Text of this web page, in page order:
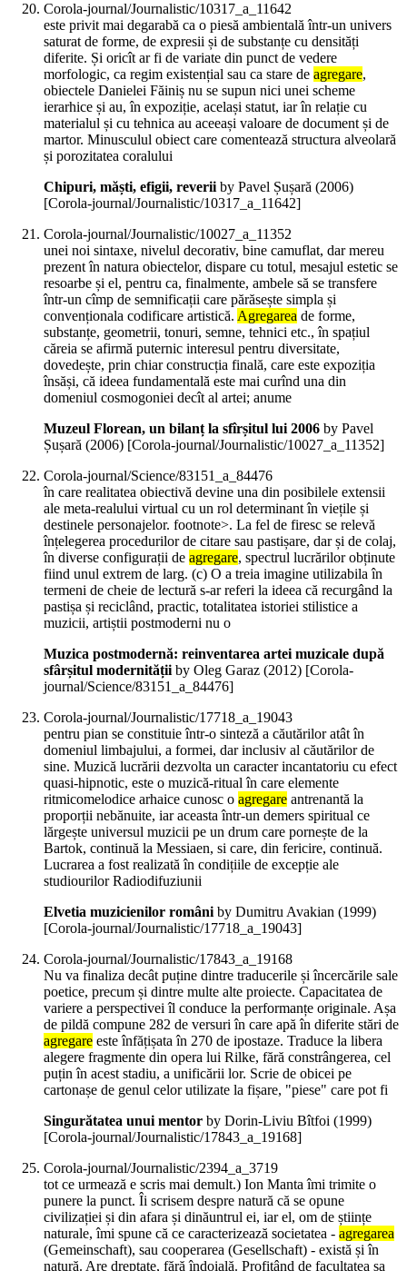
Corola-journal/Journalistic/10317_a_11642
este privit mai degarabă ca o piesă ambientală într-un univers
saturat de forme, de expresii și de substanțe cu densități
diferite. Și oricît ar fi de variate din punct de vedere
morfologic, ca regim existențial sau ca stare de agregare,
obiectele Danielei Făiniș nu se supun nici unei scheme
ierarhice și au, în expoziție, același statut, iar în relație cu
materialul și cu tehnica au aceeași valoare de document și de
martor. Minusculul obiect care comentează structura alveolară
și porozitatea coralului
Chipuri, măști, efigii, reveriiby Pavel Șușară (2006)
[Corola-journal/Journalistic/10317_a_11642]
Corola-journal/Journalistic/10027_a_11352
unei noi sintaxe, nivelul decorativ, bine camuflat, dar mereu
prezent în natura obiectelor, dispare cu totul, mesajul estetic se
resoarbe și el, pentru ca, finalmente, ambele să se transfere
într-un cîmp de semnificații care părăsește simpla și
convenționala codificare artistică. Agregarea de forme,
substanțe, geometrii, tonuri, semne, tehnici etc., în spațiul
căreia se afirmă puternic interesul pentru diversitate,
dovedește, prin chiar construcția finală, care este expoziția
însăși, că ideea fundamentală este mai curînd una din
domeniul cosmogoniei decît al artei; anume
Muzeul Florean, un bilanț la sfîrșitul lui 2006 by Pavel
Șușară (2006) [Corola-journal/Journalistic/10027_a_11352]
Corola-journal/Science/83151_a_84476
în care realitatea obiectivă devine una din posibilele extensii
ale meta-realului virtual cu un rol determinant în viețile și
destinele personajelor. footnote>. La fel de firesc se relevă
înțelegerea procedurilor de citare sau pastișare, dar și de colaj,
în diverse configurații de agregare, spectrul lucrărilor obținute
fiind unul extrem de larg. (c) O a treia imagine utilizabila în
termeni de cheie de lectură s-ar referi la ideea că recurgând la
pastișa și reciclând, practic, totalitatea istoriei stilistice a
muzicii, artiștii postmoderni nu o
Muzica postmodernă: reinventarea artei muzicale după
sfârșitul modernitățiiby Oleg Garaz (2012) [Corola-
journal/Science/83151_a_84476]
Corola-journal/Journalistic/17718_a_19043
pentru pian se constituie într-o sinteză a căutărilor atât în
domeniul limbajului, a formei, dar inclusiv al căutărilor de
sine. Muzică lucrării dezvolta un caracter incantatoriu cu efect
quasi-hipnotic, este o muzică-ritual în care elemente
ritmicomelodice arhaice cunosc o agregare antrenantă la
proporții nebănuite, iar aceasta într-un demers spiritual ce
lărgește universul muzicii pe un drum care pornește de la
Bartok, continuă la Messiaen, si care, din fericire, continuă.
Lucrarea a fost realizată în condițiile de excepție ale
studiourilor Radiodifuziunii
Elvetia muzicienilor româniby Dumitru Avakian (1999)
[Corola-journal/Journalistic/17718_a_19043]
Corola-journal/Journalistic/17843_a_19168
Nu va finaliza decât puține dintre traducerile și încercările sale
poetice, precum și dintre multe alte proiecte. Capacitatea de
variere a perspectivei îl conduce la performanțe originale. Așa
de pildă compune 282 de versuri în care apă în diferite stări de
agregare este înfățișata în 270 de ipostaze. Traduce la libera
alegere fragmente din opera lui Rilke, fără constrângerea, cel
puțin în acest stadiu, a unificării lor. Scrie de obicei pe
cartonașe de genul celor utilizate la fișare, "piese" care pot fi
Singurătatea unui mentor by Dorin-Liviu Bîtfoi (1999)
[Corola-journal/Journalistic/17843_a_19168]
Corola-journal/Journalistic/2394_a_3719
tot ce urmează e scris mai demult.) Ion Manta îmi trimite o
punere la punct. Îi scrisem despre natură că se opune
civilizației și din afara și dinăuntrul ei, iar el, om de științe
naturale, îmi spune că ce caracterizează societatea - agregarea
(Gemeinschaft), sau cooperarea (Gesellschaft) - există și în
natură. Are dreptate, fără îndoială. Profitând de facultatea sa